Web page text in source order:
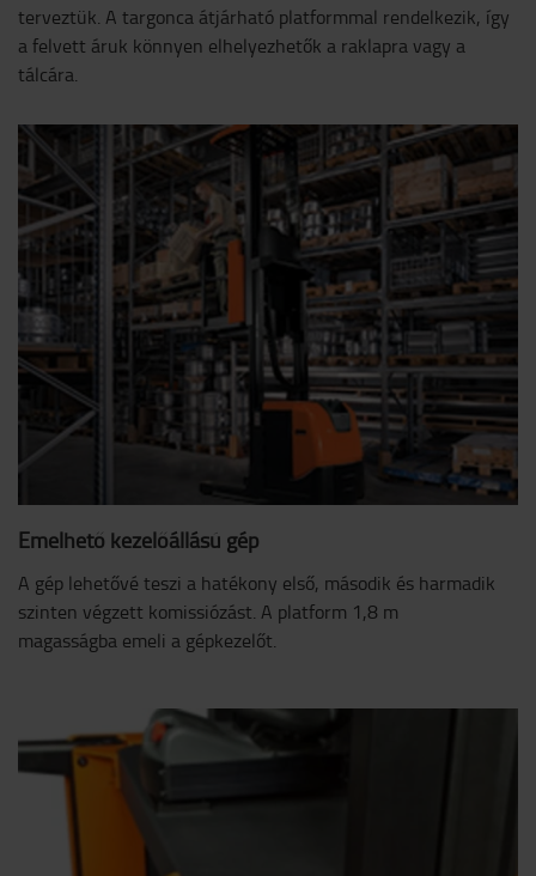
terveztük. A targonca átjárható platformmal rendelkezik, így
a felvett áruk könnyen elhelyezhetők a raklapra vagy a
tálcára.
Emelhető kezelőállású gép
A gép lehetővé teszi a hatékony első, második és harmadik
szinten végzett komissiózást. A platform 1,8 m
magasságba emeli a gépkezelőt.